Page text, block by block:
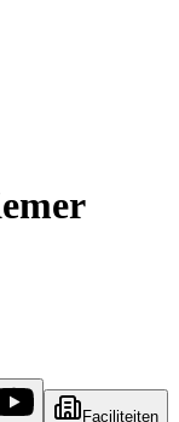
Faciliteiten